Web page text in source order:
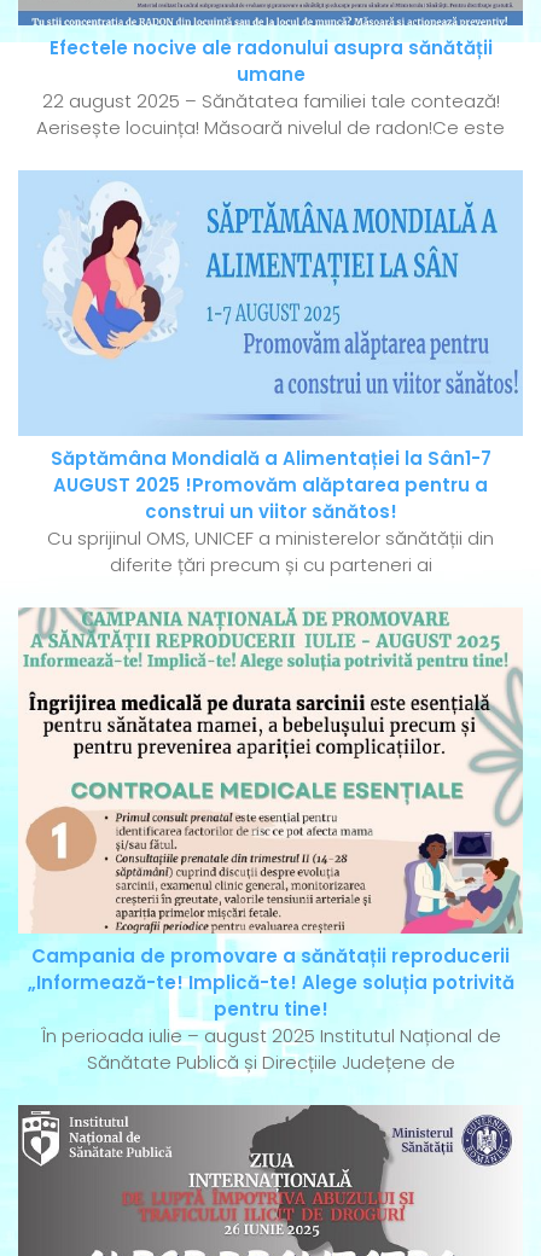
Efectele nocive ale radonului asupra sănătății
umane
22 august 2025 – Sănătatea familiei tale contează!
Aerisește locuința! Măsoară nivelul de radon!Ce este
Săptămâna Mondială a Alimentației la Sân1-7
AUGUST 2025 !Promovăm alăptarea pentru a
construi un viitor sănătos!
Cu sprijinul OMS, UNICEF a ministerelor sănătății din
diferite țări precum și cu parteneri ai
Campania de promovare a sănătații reproducerii
„Informează-te! Implică-te! Alege soluția potrivită
pentru tine!
În perioada iulie – august 2025 Institutul Național de
Sănătate Publică și Direcțiile Județene de